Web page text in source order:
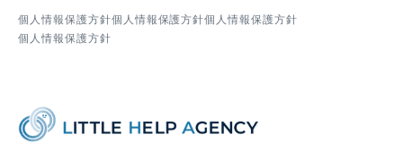
個人情報保護方針個人情報保護方針個人情報保護方針
個人情報保護方針